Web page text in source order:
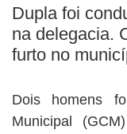
ANUNCIE
Dupla foi
na delegacia.
furto no
Dois homens
Municipal